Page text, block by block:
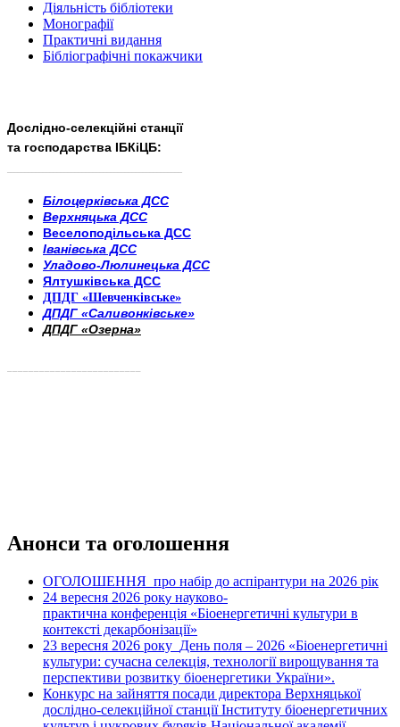
Діяльність бібліотеки
Монографії
Практичні видання
Бібліографічні покажчики
Дослідно-селекційні станції
та господарства ІБКіЦБ:
Білоцерківська ДСС
Верхняцька ДСС
Веселоподільська ДСС
Іванівська ДСС
Уладово-Люлинецька ДСС
Ялтушківська ДСС
ДПДГ «Шевченківське»
ДПДГ «Саливонківське»
ДПДГ «Озерна»
Анонси та оголошення
ОГОЛОШЕННЯ про набір до аспірантури на 2026 рік
24 вересня 2026 року науково-
практична конференція «Біоенергетичні культури в
контексті декарбонізації»
23 вересня 2026 року День поля – 2026 «Біоенергетичні
культури: сучасна селекція, технології вирощування та
перспективи розвитку біоенергетики України».
Конкурс на зайняття посади директора Верхняцької
дослідно-селекційної станції Інституту біоенергетичних